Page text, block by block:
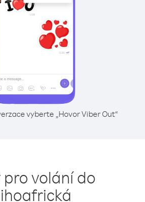
vyberte „Hovor Viber Out“
pro volání do